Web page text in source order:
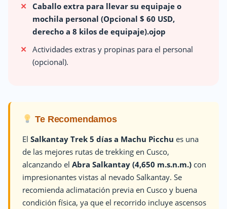
Caballo extra para llevar su equipaje o
mochila personal (Opcional $ 60 USD,
derecho a 8 kilos de equipaje).ojop
Actividades extras y propinas para el personal
(opcional).
Te Recomendamos
El Salkantay Trek 5 días a Machu Picchu es una
de las mejores rutas de trekking en Cusco,
alcanzando el Abra Salkantay (4,650 m.s.n.m.) con
impresionantes vistas al nevado Salkantay. Se
recomienda aclimatación previa en Cusco y buena
condición física, ya que el recorrido incluye ascensos